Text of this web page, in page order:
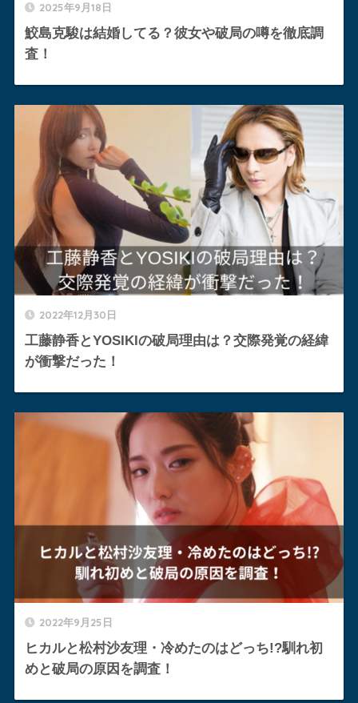
2025年9月18日
鮫島克駿は結婚してる？彼女や破局の噂を徹底調
査！
2022年12月30日
工藤静香とYOSIKIの破局理由は？交際発覚の経緯
が衝撃だった！
2022年9月25日
ヒカルと松村沙友理・冷めたのはどっち!?馴れ初
めと破局の原因を調査！